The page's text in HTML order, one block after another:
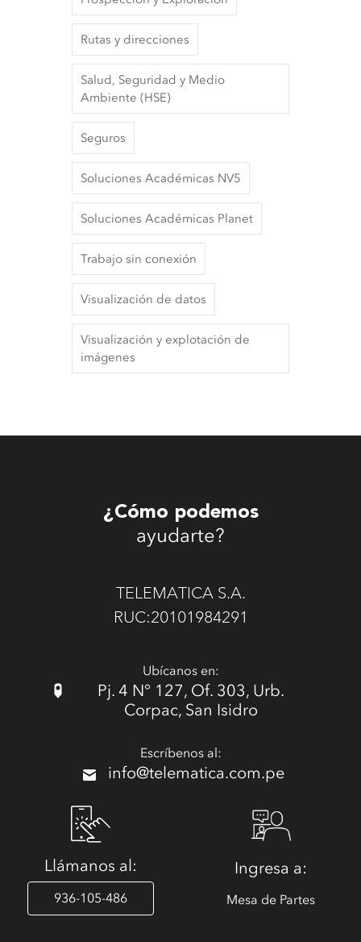
Rutas y direcciones
Salud, Seguridad y Medio
Ambiente (HSE)
Seguros
Soluciones Académicas NV5
Soluciones Académicas Planet
Trabajo sin conexión
Visualización de datos
Visualización y explotación de
imágenes
¿Cómo podemos
ayudarte?
TELEMATICA S.A.
RUC:20101984291
Ubícanos en:
Pj. 4 N° 127, Of. 303, Urb.
Corpac, San Isidro
Escríbenos al:
info@telematica.com.pe
Llámanos al:
936-105-486
Ingresa a:
Mesa de Partes